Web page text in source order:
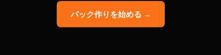
パック作りを始める →